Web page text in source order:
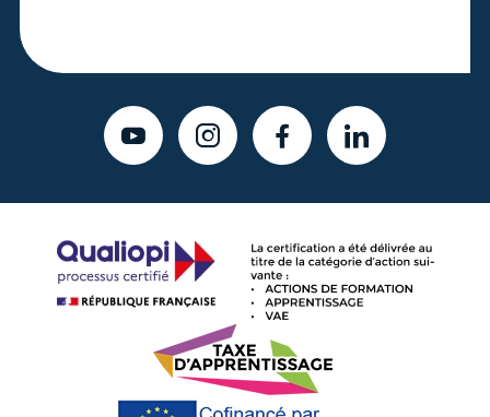
YOUTUBEINSTAGRAMFACEBOOKLINKEDIN